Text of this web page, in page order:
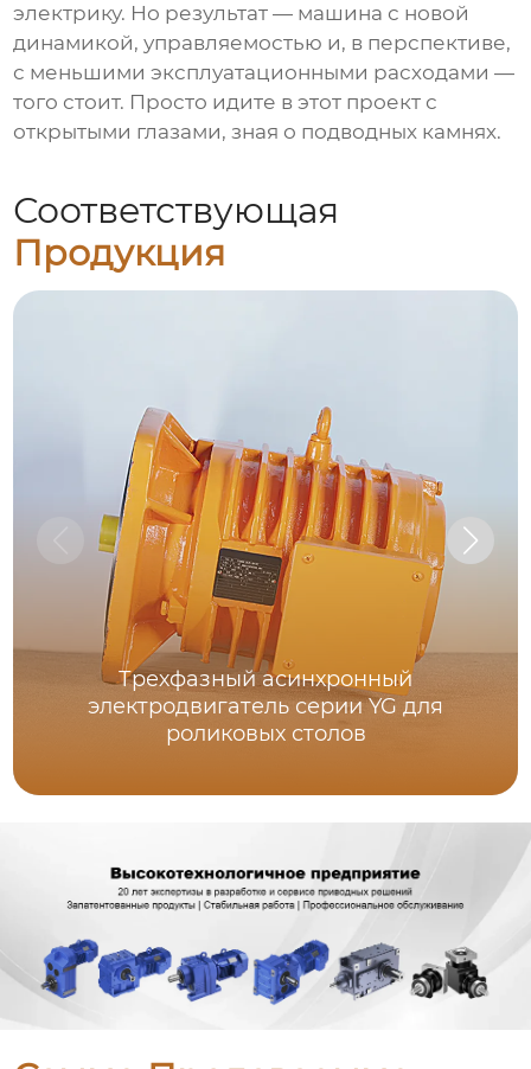
электрику. Но результат — машина с новой
динамикой, управляемостью и, в перспективе,
с меньшими эксплуатационными расходами —
того стоит. Просто идите в этот проект с
открытыми глазами, зная о подводных камнях.
Соответствующая
Продукция
Трехфазный асинхронный
электродвигатель серии YG для
роликовых столов